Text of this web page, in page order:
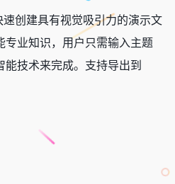
创建具有视觉吸引力的演示文
专业知识，用户只需输入主题
能技术来完成。支持导出到